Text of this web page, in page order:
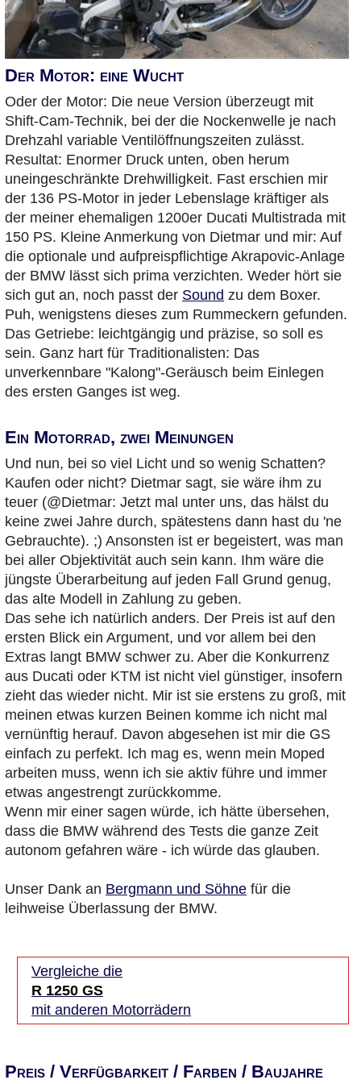
Der Motor: eine Wucht
Oder der Motor: Die neue Version überzeugt mit
Shift-Cam-Technik, bei der die Nockenwelle je nach
Drehzahl variable Ventilöffnungszeiten zulässt.
Resultat: Enormer Druck unten, oben herum
uneingeschränkte Drehwilligkeit. Fast erschien mir
der 136 PS-Motor in jeder Lebenslage kräftiger als
der meiner ehemaligen 1200er Ducati Multistrada mit
150 PS. Kleine Anmerkung von Dietmar und mir: Auf
die optionale und aufpreispflichtige Akrapovic-Anlage
der BMW lässt sich prima verzichten. Weder hört sie
sich gut an, noch passt der Sound zu dem Boxer.
Puh, wenigstens dieses zum Rummeckern gefunden.
Das Getriebe: leichtgängig und präzise, so soll es
sein. Ganz hart für Traditionalisten: Das
unverkennbare "Kalong"-Geräusch beim Einlegen
des ersten Ganges ist weg.
Ein Motorrad, zwei Meinungen
Und nun, bei so viel Licht und so wenig Schatten?
Kaufen oder nicht? Dietmar sagt, sie wäre ihm zu
teuer (@Dietmar: Jetzt mal unter uns, das hälst du
keine zwei Jahre durch, spätestens dann hast du 'ne
Gebrauchte). ;) Ansonsten ist er begeistert, was man
bei aller Objektivität auch sein kann. Ihm wäre die
jüngste Überarbeitung auf jeden Fall Grund genug,
das alte Modell in Zahlung zu geben.
Das sehe ich natürlich anders. Der Preis ist auf den
ersten Blick ein Argument, und vor allem bei den
Extras langt BMW schwer zu. Aber die Konkurrenz
aus Ducati oder KTM ist nicht viel günstiger, insofern
zieht das wieder nicht. Mir ist sie erstens zu groß, mit
meinen etwas kurzen Beinen komme ich nicht mal
vernünftig herauf. Davon abgesehen ist mir die GS
einfach zu perfekt. Ich mag es, wenn mein Moped
arbeiten muss, wenn ich sie aktiv führe und immer
etwas angestrengt zurückkomme.
Wenn mir einer sagen würde, ich hätte übersehen,
dass die BMW während des Tests die ganze Zeit
autonom gefahren wäre - ich würde das glauben.
Unser Dank an Bergmann und Söhne für die
leihweise Überlassung der BMW.
Vergleiche die
R 1250 GS
mit anderen Motorrädern
Preis / Verfügbarkeit / Farben / Baujahre